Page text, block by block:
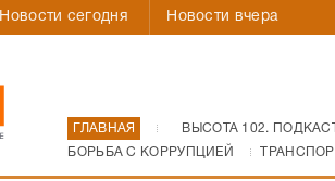
Новости сегодня Новости вчера
ГЛАВНАЯ ВЫСОТА 102. ПОДКАСТ
БОРЬБА С КОРРУПЦИЕЙ